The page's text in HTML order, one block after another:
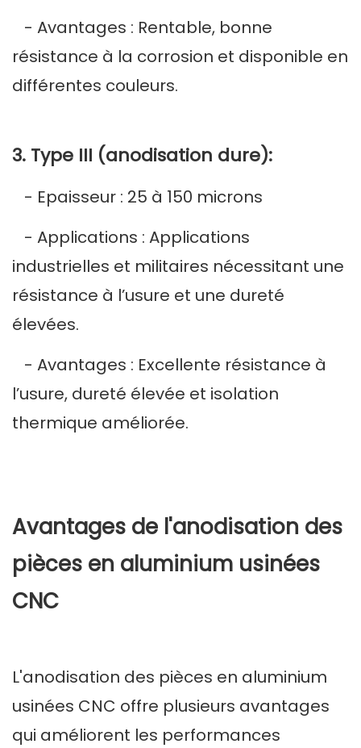
- Avantages : Rentable, bonne
résistance à la corrosion et disponible en
différentes couleurs.
3. Type III (anodisation dure):
- Epaisseur : 25 à 150 microns
- Applications : Applications
industrielles et militaires nécessitant une
résistance à l’usure et une dureté
élevées.
- Avantages : Excellente résistance à
l’usure, dureté élevée et isolation
thermique améliorée.
Avantages de l'anodisation des
pièces en aluminium usinées
CNC
L'anodisation des pièces en aluminium
usinées CNC offre plusieurs avantages
qui améliorent les performances